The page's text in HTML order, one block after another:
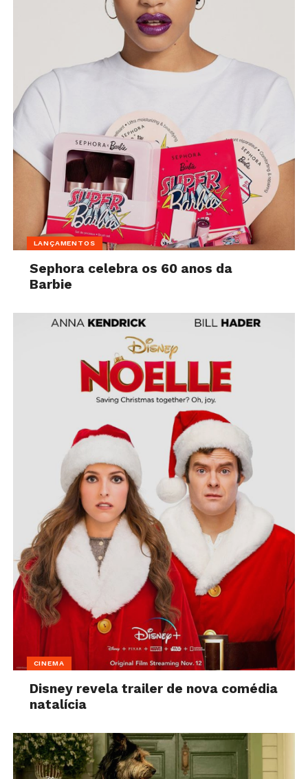
LANÇAMENTOS
Sephora celebra os 60 anos da
Barbie
CINEMA
Disney revela trailer de nova comédia
natalícia